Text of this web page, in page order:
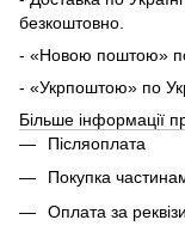
безкоштовно.
- «Новою поштою» по
- «Укрпоштою» по
Більше інформації
Післяоплата
Покупка
Оплата за